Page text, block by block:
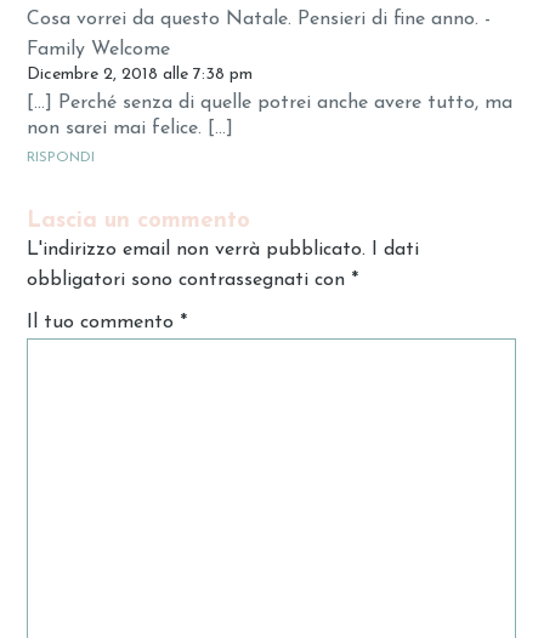
Cosa vorrei da questo Natale. Pensieri di fine anno. -
Family Welcome
Dicembre 2, 2018 alle 7:38 pm
[…] Perché senza di quelle potrei anche avere tutto, ma
non sarei mai felice. […]
RISPONDI
Lascia un commento
L'indirizzo email non verrà pubblicato. I dati
obbligatori sono contrassegnati con *
Il tuo commento *